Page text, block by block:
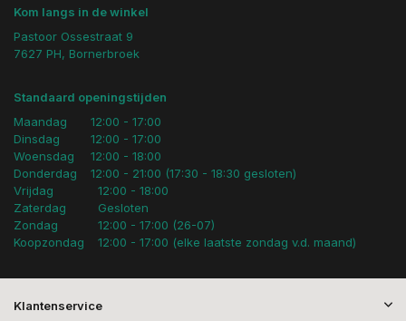
Kom langs in de winkel
Pastoor Ossestraat 9
7627 PH, Bornerbroek
Standaard openingstijden
Maandag
Dinsdag
Woensdag
Donderdag
12:00 - 17:00
12:00 - 17:00
12:00 - 18:00
12:00 - 21:00 (17:30 - 18:30 gesloten)
Vrijdag
Zaterdag
Zondag
Koopzondag
12:00 - 18:00
Gesloten
12:00 - 17:00 (26-07)
12:00 - 17:00 (elke laatste zondag v.d. maand)
Klantenservice